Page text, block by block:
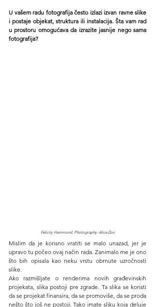
U vašem radu fotografija često izlazi izvan ravne slike
i postaje objekat, struktura ili instalacija. Šta vam rad
u prostoru omogućava da izrazite jasnije nego sama
fotografija?
Felicity Hammond. Photography: Alice Zoo
Mislim da je korisno vratiti se malo unazad, jer je
upravo tu počeo ovaj način rada. Zanimalo me je ono
što bih opisala kao neku vrstu obrnute uzročnosti
slike.
Ako razmišljate o renderima novih građevinskih
projekata, slika postoji pre zgrade. Ta slika se koristi
da se projekat finansira, da se promoviše, da se proda
nešto što još ne postoji. Tako imate sliku koja deluje